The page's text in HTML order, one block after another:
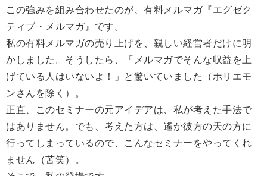
この強みを組み合わせたのが、有料メルマガ『エグゼク
ティブ・メルマガ』です。
私の有料メルマガの売り上げを、親しい経営者だけに明
かしました。そうしたら、「メルマガでそんな収益を上
げている人はいないよ！」と驚いていました（ホリエモ
ンさんを除く）。
正直、このセミナーの元アイデアは、私が考えた手法で
はありません。でも、考えた方は、遙か彼方の天の方に
行ってしまっているので、こんなセミナーをやってくれ
ません（苦笑）。